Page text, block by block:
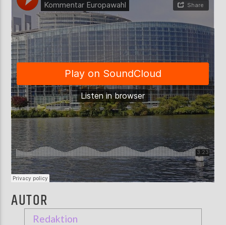
ZU HÖREN INMünster90,9 MHz Steinfurt103,9 MHz
AUTOR
Redaktion